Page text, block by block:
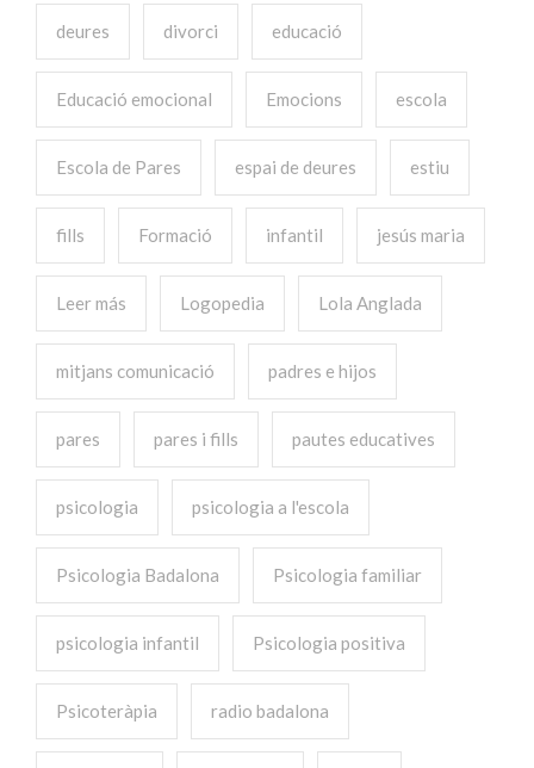
deures divorci educació
Educació emocional Emocions escola
Escola de Pares espai de deures estiu
fills Formació infantil jesús maria
Leer más Logopedia Lola Anglada
mitjans comunicació padres e hijos
pares pares i fills pautes educatives
psicologia psicologia a l'escola
Psicologia Badalona Psicologia familiar
psicologia infantil Psicologia positiva
Psicoteràpia radio badalona